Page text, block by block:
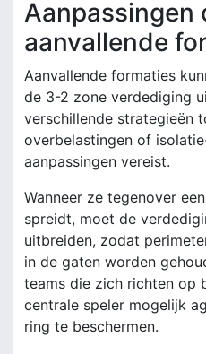
Aanpassingen
aanvallende
Aanvallende formaties
de 3-2 zone verdediging
verschillende strategieën
overbelastingen of
aanpassingen vereist.
Wanneer ze tegenover
spreidt, moet de
uitbreiden, zodat
in de gaten worden
teams die zich richten op
centrale speler mogelijk
ring te beschermen.